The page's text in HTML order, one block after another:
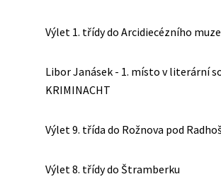
Výlet 1. třídy do Arcidiecézního
Libor Janásek - 1. místo v literární
KRIMINACHT
Výlet 9. třída do Rožnova pod
Výlet 8. třídy do Štramberku